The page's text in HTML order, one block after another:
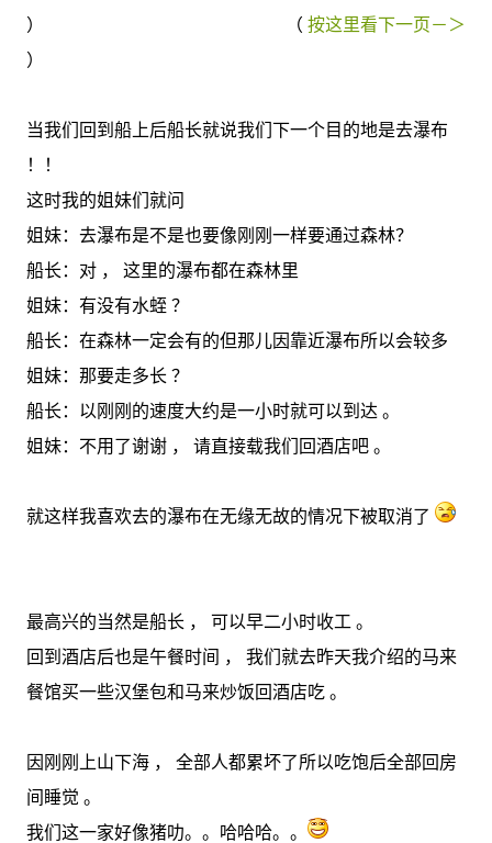
） （ 按这里看下一页－＞
）
当我们回到船上后船长就说我们下一个目的地是去瀑布
！！
这时我的姐妹们就问
姐妹：去瀑布是不是也要像刚刚一样要通过森林？
船长：对 ， 这里的瀑布都在森林里
姐妹：有没有水蛭 ？
船长：在森林一定会有的但那儿因靠近瀑布所以会较多
姐妹：那要走多长 ？
船长：以刚刚的速度大约是一小时就可以到达 。
姐妹：不用了谢谢 ， 请直接载我们回酒店吧 。
就这样我喜欢去的瀑布在无缘无故的情况下被取消了
最高兴的当然是船长 ， 可以早二小时收工 。
回到酒店后也是午餐时间 ， 我们就去昨天我介绍的马来
餐馆买一些汉堡包和马来炒饭回酒店吃 。
因刚刚上山下海 ， 全部人都累坏了所以吃饱后全部回房
间睡觉 。
我们这一家好像猪叻。。哈哈哈。。